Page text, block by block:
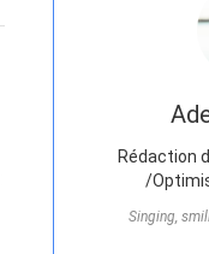
Rédaction
/
Singing,